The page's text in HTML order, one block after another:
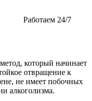
Работаем 24/7
который начинает
отвращение к
не имеет побочных
алкоголизма.